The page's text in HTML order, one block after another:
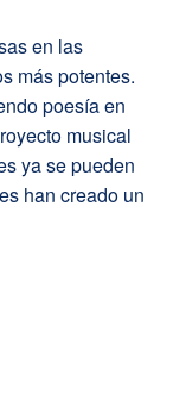
en las
más potentes.
poesía en
musical
ya se pueden
han creado un